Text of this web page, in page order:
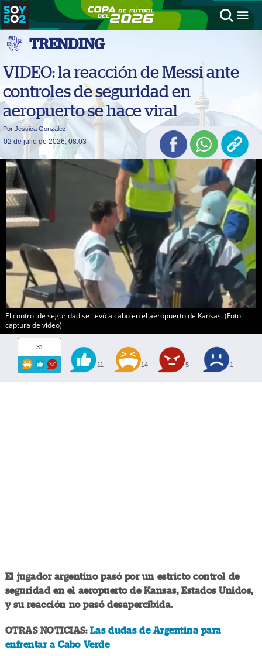
TRENDING
VIDEO: la reacción de Messi ante
controles de seguridad en
aeropuerto se hace viral
Por Jessica González
02 de julio de 2026, 08:03
El control de seguridad se llevó a cabo en el aeropuerto de Kansas. (Foto:
captura de video)
31
11 14 5 1
El jugador argentino pasó por un estricto control de
seguridad en el aeropuerto de Kansas, Estados Unidos,
y su reacción no pasó desapercibida.
OTRAS NOTICIAS: Las dudas de Argentina para
enfrentar a Cabo Verde